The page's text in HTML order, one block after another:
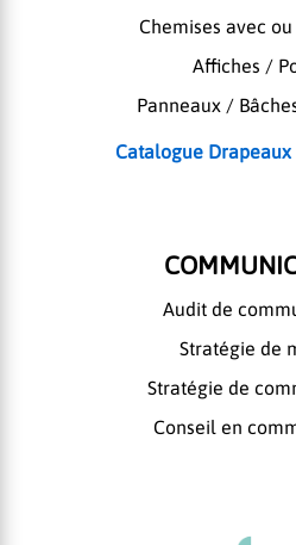
Chemises avec
Affiches /
Panneaux /
Catalogue
Audit de
Stratégie de
Stratégie de
Conseil en